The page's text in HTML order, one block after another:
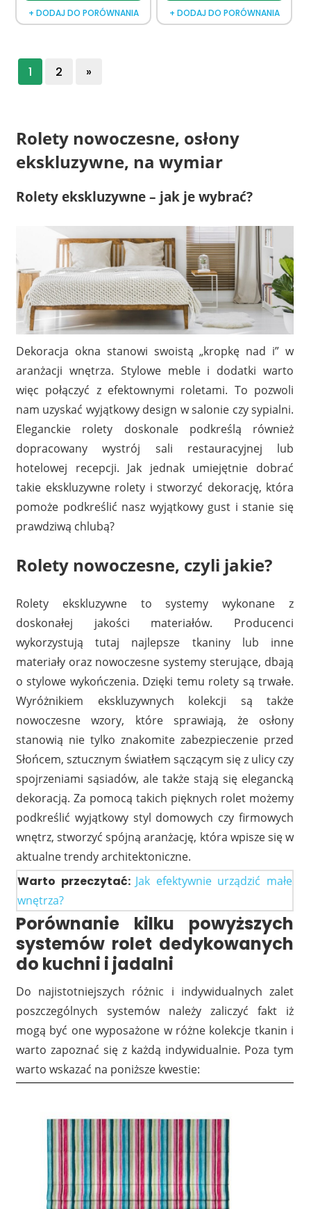
+ DODAJ DO PORÓWNANIA + DODAJ DO PORÓWNANIA
1 2 »
Rolety nowoczesne, osłony
ekskluzywne, na wymiar
Rolety ekskluzywne – jak je wybrać?
Dekoracja okna stanowi swoistą „kropkę nad i” w
aranżacji wnętrza. Stylowe meble i dodatki warto
więc połączyć z efektownymi roletami. To pozwoli
nam uzyskać wyjątkowy design w salonie czy sypialni.
Eleganckie rolety doskonale podkreślą również
dopracowany wystrój sali restauracyjnej lub
hotelowej recepcji. Jak jednak umiejętnie dobrać
takie ekskluzywne rolety i stworzyć dekorację, która
pomoże podkreślić nasz wyjątkowy gust i stanie się
prawdziwą chlubą?
Rolety nowoczesne, czyli jakie?
Rolety ekskluzywne to systemy wykonane z
doskonałej jakości materiałów. Producenci
wykorzystują tutaj najlepsze tkaniny lub inne
materiały oraz nowoczesne systemy sterujące, dbają
o stylowe wykończenia. Dzięki temu rolety są trwałe.
Wyróżnikiem ekskluzywnych kolekcji są także
nowoczesne wzory, które sprawiają, że osłony
stanowią nie tylko znakomite zabezpieczenie przed
Słońcem, sztucznym światłem sączącym się z ulicy czy
spojrzeniami sąsiadów, ale także stają się elegancką
dekoracją. Za pomocą takich pięknych rolet możemy
podkreślić wyjątkowy styl domowych czy firmowych
wnętrz, stworzyć spójną aranżację, która wpisze się w
aktualne trendy architektoniczne.
Warto przeczytać: Jak efektywnie urządzić małe
wnętrza?
Porównanie kilku powyższych
systemów rolet dedykowanych
do kuchni i jadalni
Do najistotniejszych różnic i indywidualnych zalet
poszczególnych systemów należy zaliczyć fakt iż
mogą być one wyposażone w różne kolekcje tkanin i
warto zapoznać się z każdą indywidualnie. Poza tym
warto wskazać na poniższe kwestie: